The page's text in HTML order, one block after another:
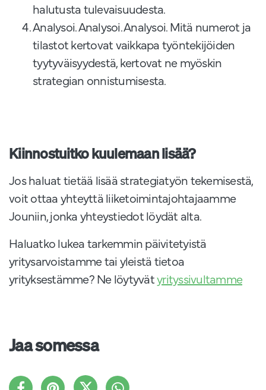
halutusta tulevaisuudesta.
Analysoi. Analysoi. Analysoi. Mitä numerot ja
tilastot kertovat vaikkapa työntekijöiden
tyytyväisyydestä, kertovat ne myöskin
strategian onnistumisesta.
Kiinnostuitko kuulemaan lisää?
Jos haluat tietää lisää strategiatyön tekemisestä,
voit ottaa yhteyttä liiketoimintajohtajaamme
Jouniin, jonka yhteystiedot löydät alta.
Haluatko lukea tarkemmin päivitetyistä
yritysarvoistamme tai yleistä tietoa
yrityksestämme? Ne löytyvätyrityssivultamme
Jaa somessa